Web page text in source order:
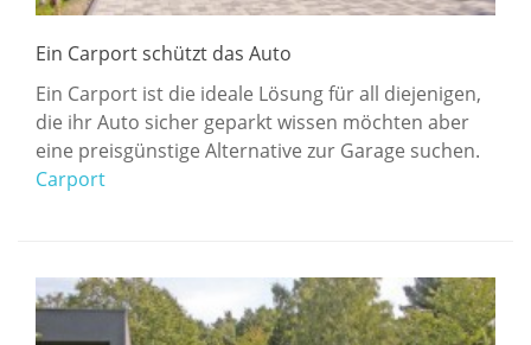
Ein Carport schützt das Auto
Ein Carport ist die ideale Lösung für all diejenigen,
die ihr Auto sicher geparkt wissen möchten aber
eine preisgünstige Alternative zur Garage suchen.
Carport